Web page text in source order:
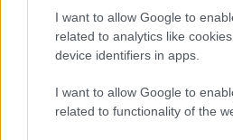
I want to allow Google to
related to analytics like
device identifiers in apps.
I want to allow Google to
related to functionality of the
μειωθεί σε πάνω από τα τρία
εξεταζόμενων προορισμών.
Δείτε στη gallery